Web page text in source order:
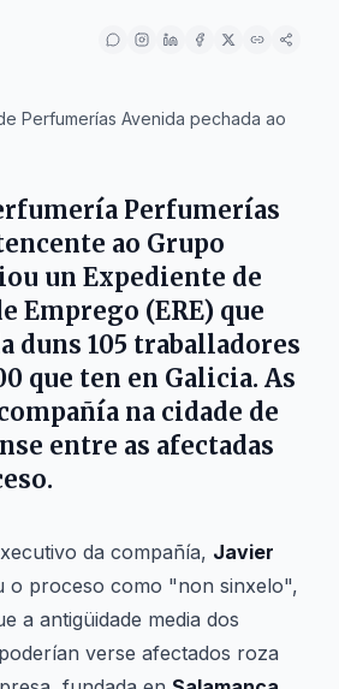
Perfumerías Avenida pechada ao
Perfumerías
ao Grupo
un Expediente de
Emprego (ERE) que
duns 105 traballadores
que ten en Galicia. As
na cidade de
entre as afectadas
da compañía, Javier
o proceso como "non sinxelo",
a antigüidade media dos
verse afectados roza